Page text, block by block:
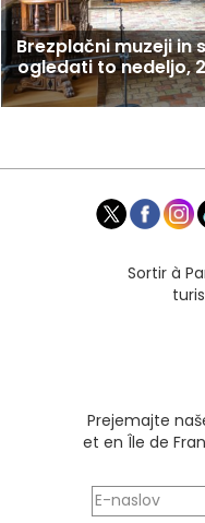
Brezplačni muzeji in
ogledati to nedeljo,
Sortir à
Prejemajte
et en Île de